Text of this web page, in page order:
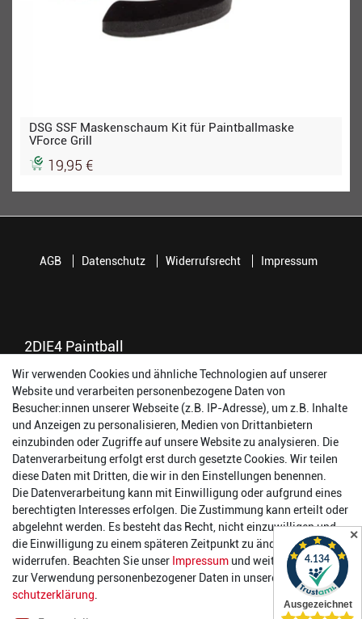
DSG SSF Maskenschaum Kit für Paintballmaske
VForce Grill
19,95 €
2DIE4 Paintball
56457 Westerburg
Reinhold-Ferger-Straße 26
order@2die4-sports.com
0 26 63/ 9 68 69 37
Öffnungszeiten
14:00 - 17:00 Uhr
Dienstag:
14:00 - 17:00 Uhr
Mittwoch:
14:00 - 17:00 Uhr
Donnerstag:
14:00 - 17:00 Uhr
14:00 - 19:00 Uhr
10:00 - 17:00 Uhr
AGB Datenschutz Widerrufsrecht Impressum
Wir verwenden Cookies und ähnliche Technologien auf unserer
Website und verarbeiten personenbezogene Daten von
Besucher:innen unserer Webseite (z.B. IP-Adresse), um z.B. Inhalte
und Anzeigen zu personalisieren, Medien von Drittanbietern
einzubinden oder Zugriffe auf unsere Website zu analysieren. Die
Datenverarbeitung erfolgt erst durch gesetzte Cookies. Wir teilen
diese Daten mit Dritten, die wir in den Einstellungen benennen.
Die Datenverarbeitung kann mit Einwilligung oder aufgrund eines
berechtigten Interesses erfolgen. Die Zustimmung kann erteilt oder
abgelehnt werden. Es besteht das Recht, nicht einzuwilligen und
die Einwilligung zu einem späteren Zeitpunkt zu ändern oder zu
widerrufen. Beachten Sie unser Impressum und weitere Hinweise
zur Verwendung personenbezogener Daten in unserer
Daten­
schutz­erklärung
✕